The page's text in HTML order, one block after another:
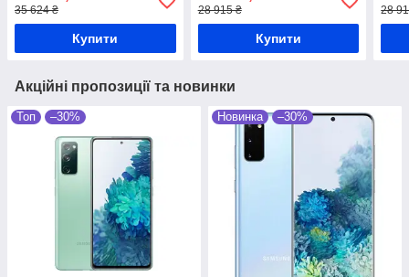
35 624 ₴
Купити
28 915 ₴
Купити
28
Акційні пропозиції та новинки
Топ –30% Новинка –30%